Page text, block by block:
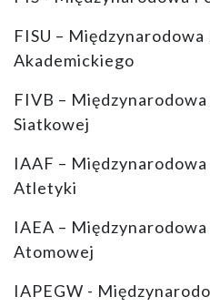
FISU –
Akademickiego
FIVB – Międzynarodowa
Siatkowej
IAAF –
Atletyki
IAEA –
Atomowej
IAPEGW -